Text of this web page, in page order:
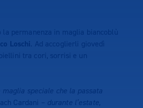
la permanenza in maglia biancoblù
Loschi. Ad accoglierli giovedì
tra cori, sorrisi e un
speciale che la passata
Cardani – durante l’estate,